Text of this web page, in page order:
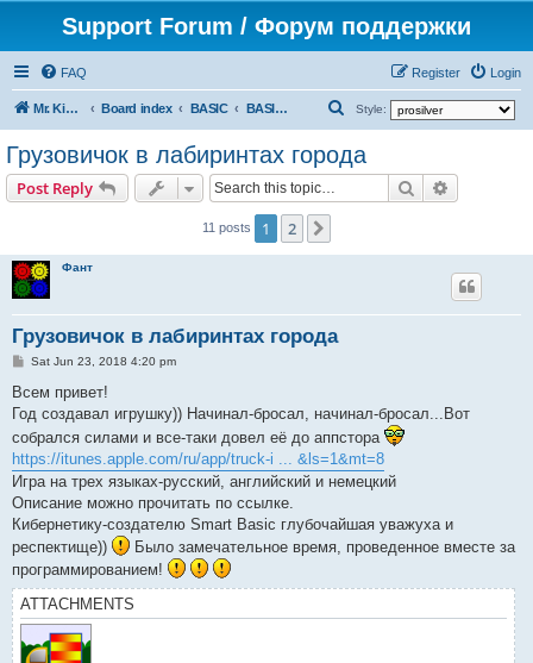
Support Forum / Форум поддержки
FAQ Login
Register
Mr. Kibernetik software Board index BASIC BASIC SDK for Xcode Style:
a
Грузовичок в лабиринтах города
Post Reply Search
11 posts 1 2
Фант
Грузовичок в лабиринтах города
P
s
Sat Jun 23, 2018 4:20 pm
Всем привет!
Год создавал игрушку)) Начинал-бросал, начинал-бросал...Вот
собрался силами и все-таки довел её до аппстора
https://itunes.apple.com/ru/app/truck-i ... &ls=1&mt=8
Игра на трех языках-русский, английский и немецкий
Описание можно прочитать по ссылке.
Кибернетику-создателю Smart Basic глубочайшая уважуха и
респектище))
Было замечательное время, проведенное вместе за
программированием!
ATTACHMENTS